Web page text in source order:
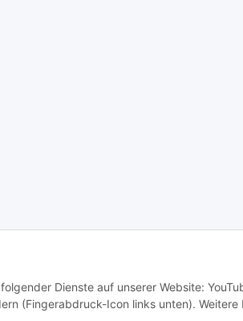
Dienste auf unserer Website:
(Fingerabdruck-Icon links unten). Weitere
1272089 Eingetragener Versandhandel